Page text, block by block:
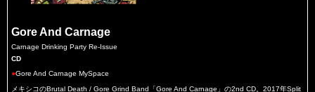
Gore And Carnage
Carnage Drinking Party Re-Issue
CD
●Gore And Carnage MySpace
メキシコのBrutal Death / Gore Grind Band「Gore And Carnage」の2nd CD。2017年Split